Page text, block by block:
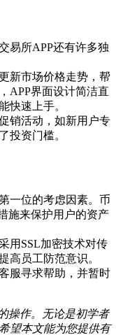
易所APP还有许多独
新市场价格走势，帮
APP界面设计简洁直
快速上手。
销活动，如新用户专
投资门槛。
一位的考虑因素。币
施来保护用户的资产
用SSL加密技术对传
高员工防范意识。
服寻求帮助，并暂时
操作。无论是初学者
望本文能为您提供有